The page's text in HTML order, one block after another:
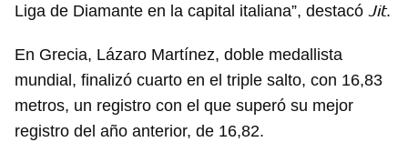
Liga de Diamante en la capital italiana”, destacó Jit.
En Grecia, Lázaro Martínez, doble medallista
mundial, finalizó cuarto en el triple salto, con 16,83
metros, un registro con el que superó su mejor
registro del año anterior, de 16,82.